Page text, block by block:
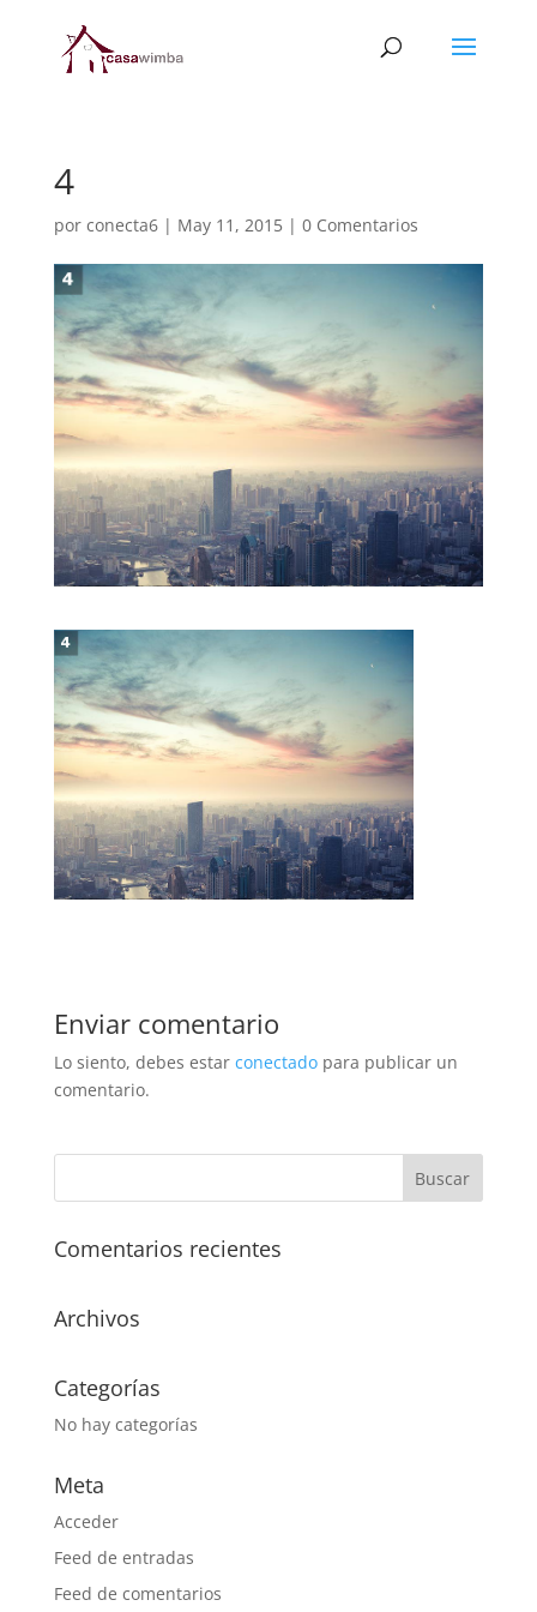
4
por conecta6| May 11, 2015| 0 Comentarios
Enviar comentario
Lo siento, debes estar conectadopara publicar un
comentario.
Comentarios recientes
Archivos
Categorías
No hay categorías
Meta
Acceder
Feed de entradas
Feed de comentarios